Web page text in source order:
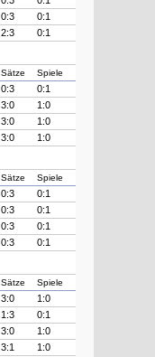
0:3
0:1
2:3 0:1
Sätze Spiele
0:3
0:1
3:0
1:0
3:0
1:0
3:0 1:0
Sätze Spiele
0:3
0:1
0:3
0:1
0:3
0:1
0:3 0:1
Sätze Spiele
3:0
1:0
1:3
0:1
3:0
1:0
3:1 1:0